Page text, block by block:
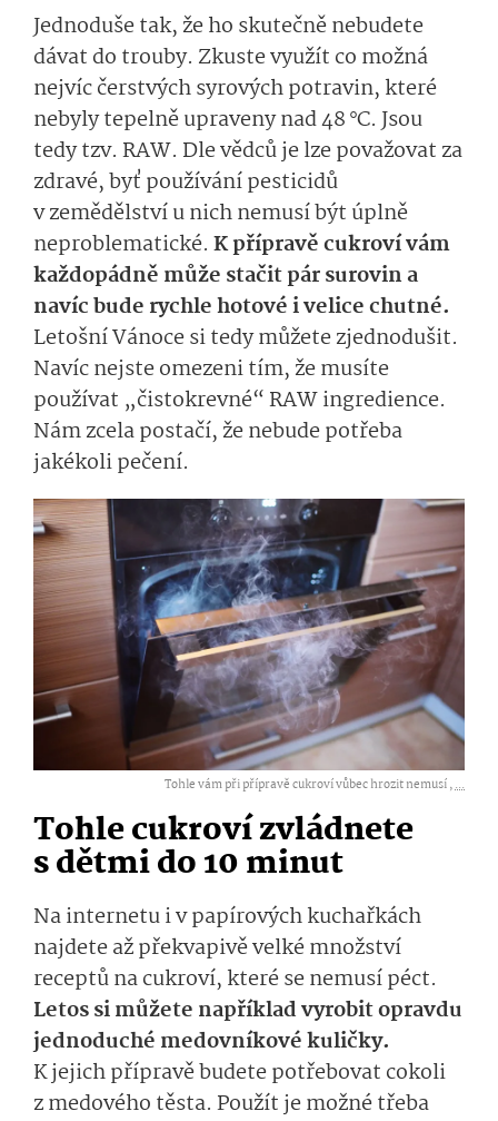
Jednoduše tak, že ho skutečně nebudete
dávat do trouby. Zkuste využít co možná
nejvíc čerstvých syrových potravin, které
nebyly tepelně upraveny nad 48 °C. Jsou
tedy tzv. RAW. Dle vědců je lze považovat za
zdravé, byť používání pesticidů
v zemědělství u nich nemusí být úplně
neproblematické. K přípravě cukroví vám
každopádně může stačit pár surovin a
navíc bude rychle hotové i velice chutné.
Letošní Vánoce si tedy můžete zjednodušit.
Navíc nejste omezeni tím, že musíte
používat „čistokrevné“ RAW ingredience.
Nám zcela postačí, že nebude potřeba
jakékoli pečení.
Tohle vám při přípravě cukroví vůbec hrozit nemusí ,...
Tohle cukroví zvládnete
s dětmi do 10 minut
Na internetu i v papírových kuchařkách
najdete až překvapivě velké množství
receptů na cukroví, které se nemusí péct.
Letos si můžete například vyrobit opravdu
jednoduché medovníkové kuličky.
K jejich přípravě budete potřebovat cokoli
z medového těsta. Použít je možné třeba